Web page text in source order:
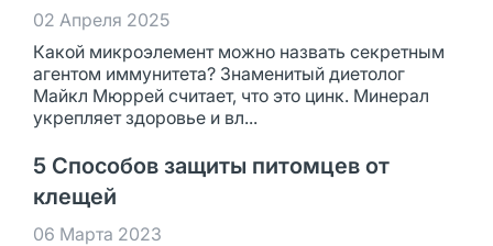
02 Апреля 2025
Какой микроэлемент можно назвать секретным
агентом иммунитета? Знаменитый диетолог
Майкл Мюррей считает, что это цинк. Минерал
укрепляет здоровье и вл...
5 Способов защиты питомцев от
клещей
06 Марта 2023